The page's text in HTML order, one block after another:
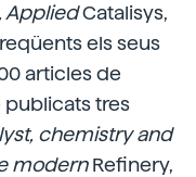
AppliedCatalisys,
els seus
articles de
publicats tres
chemistry and
modernRefinery,